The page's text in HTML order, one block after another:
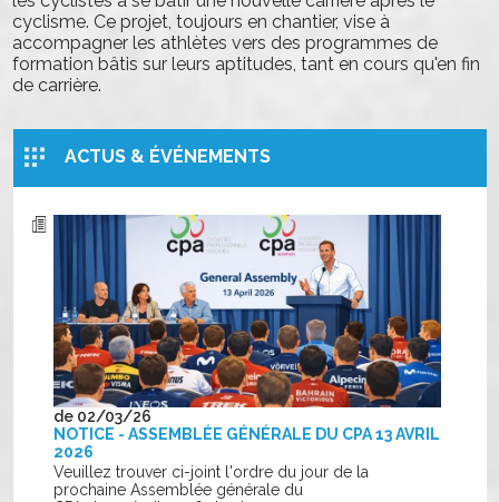
cyclisme. Ce projet, toujours en chantier, vise à
accompagner les athlètes vers des programmes de
formation bâtis sur leurs aptitudes, tant en cours qu'en fin
de carrière.
ACTUS & ÉVÉNEMENTS
de 02/03/26
NOTICE - ASSEMBLÉE GÉNÉRALE DU CPA 13 AVRIL
2026
Veuillez trouver ci-joint l'ordre du jour de la
prochaine Assemblée générale du